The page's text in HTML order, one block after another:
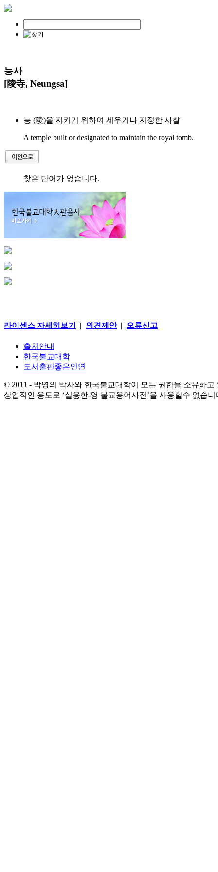
능사
[陵寺, Neungsa]
능 (陵)을 지키기 위하여 세우거나 지정한 사찰
A temple built or designated to maintain the royal tomb.
찾은 단어가 없습니다.
라이센스 자세히보기 | 의견제안| 오류신고
출처안내
한국불교대학
도서출판좋은인연
© 2011 - 박영의 박사와 한국불교대학이 모든 권한을 소유하고
상업적인 용도로 ‘실용한-영 불교용어사전’을 사용할수 없습니